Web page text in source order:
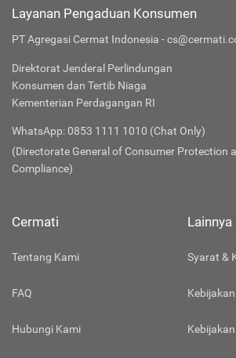
Layanan Pengaduan Konsumen
PT Agregasi Cermat Indonesia -
Direktorat Jenderal Perlindungan
Konsumen dan Tertib Niaga
Kementerian Perdagangan RI
WhatsApp: 0853 1111 1010 (Chat Only)
(Directorate General of Consumer Protection
Compliance)
Cermati
Tentang Kami
FAQ
Hubungi Kami
Lainnya
Syarat &